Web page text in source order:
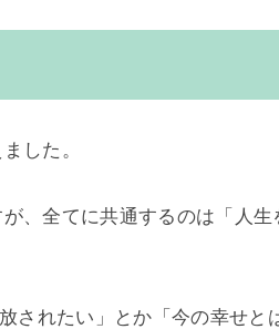
した。
、全てに共通するのは「人生
されたい」とか「今の幸せと